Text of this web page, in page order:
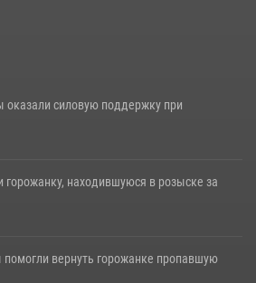
оказали силовую поддержку при
находившуюся в розыске за
помогли вернуть горожанке пропавшую